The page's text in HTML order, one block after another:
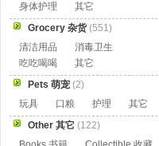
身体护理
其它
Grocery 杂货(551)
清洁用品
消毒卫生
吃吃喝喝
其它
Pets 萌宠 (2)
玩具
口粮 护理
其它
Other 其它 (122)